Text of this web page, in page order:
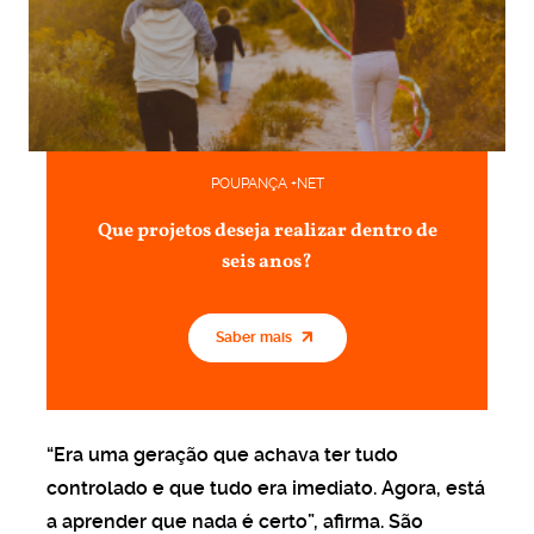
POUPANÇA +NET
Que projetos deseja realizar dentro de
seis anos?
Saber mais
“Era uma geração que achava ter tudo
controlado e que tudo era imediato. Agora, está
a aprender que nada é certo”, afirma. São